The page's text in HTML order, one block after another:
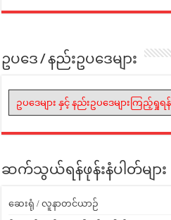
ဥပဒေ / နည်းဥပဒေများ
ဥပဒေများ နှင့် နည်းဥပဒေများကြည့်ရှုရန်
ဆက်သွယ်ရန်ဖုန်းနံပါတ်များ
ဆေးရုံ / လူနာတင်ယာဉ်